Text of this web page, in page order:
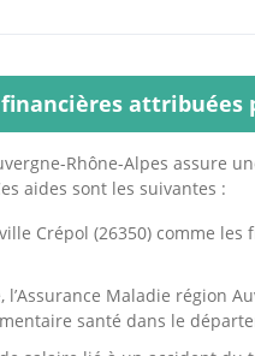
attribuées
Rhône-Alpes assure
aides sont les suivantes :
Crépol (26350) comme
l’Assurance Maladie région
santé dans le